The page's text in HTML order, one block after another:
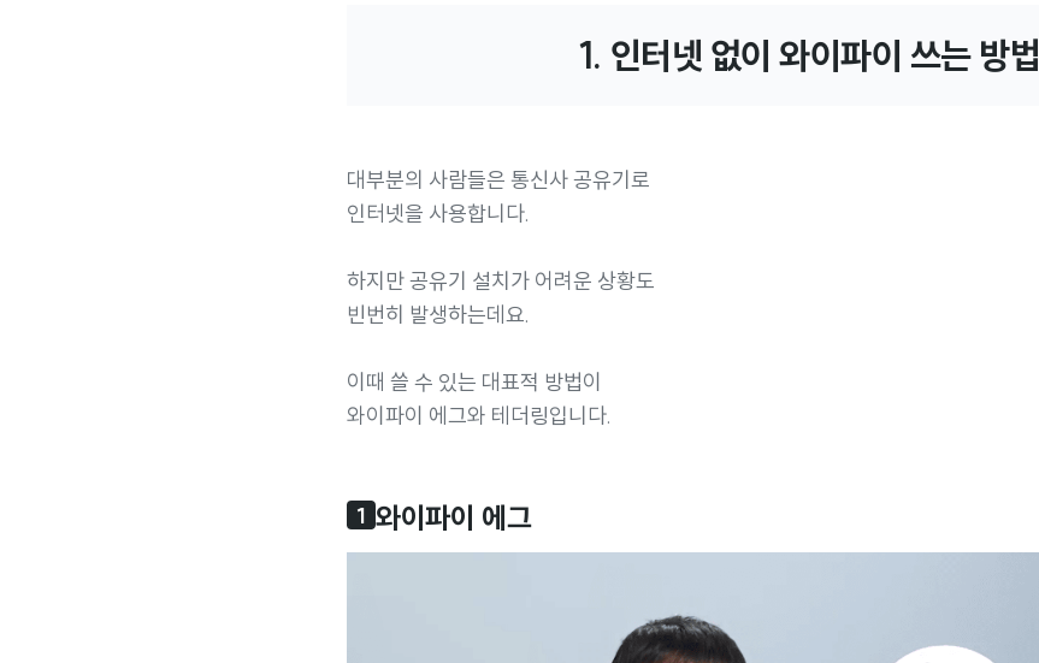
1. 인터넷 없이 와이파이 쓰는 방법
대부분의 사람들은 통신사 공유기로
인터넷을 사용합니다.
하지만 공유기 설치가 어려운 상황도
빈번히 발생하는데요.
이때 쓸 수 있는 대표적 방법이
와이파이 에그와 테더링입니다.
1 와이파이 에그